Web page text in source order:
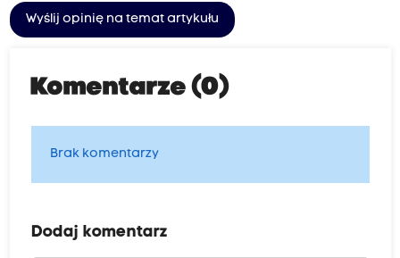
Wyślij opinię na temat artykułu
Komentarze (0)
Brak komentarzy
Dodaj komentarz